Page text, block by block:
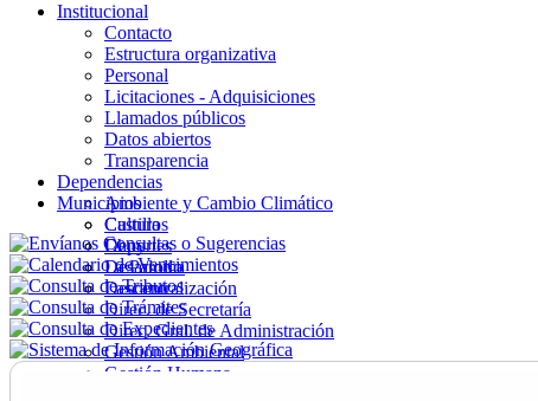
Institucional
Contacto
Estructura organizativa
Personal
Licitaciones - Adquisiciones
Llamados públicos
Datos abiertos
Transparencia
Dependencias
Ambiente y Cambio Climático
Cultura
Deportes
Desarrollo
Descentralización
Direc. de Secretaría
Direc. Gral. de Administración
Gestión Ambiental
Gestión Humana
Municipios
Castillos
Chuy
La Paloma
Lascano